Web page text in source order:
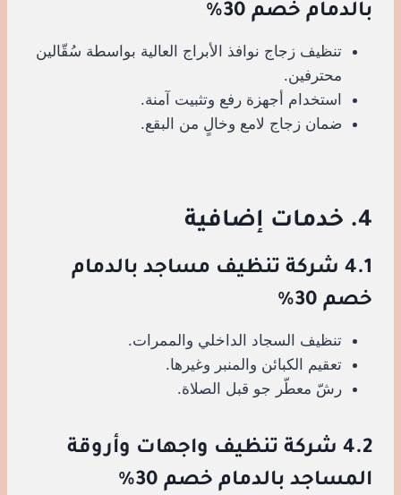
بالدمام خصم 30%
تنظيف زجاج نوافذ الأبراج العالية بواسطة سُقّالين
محترفين.
استخدام أجهزة رفع وتثبيت آمنة.
ضمان زجاج لامع وخالٍ من البقع.
4. خدمات إضافية
4.1 شركة تنظيف مساجد بالدمام
خصم 30%
تنظيف السجاد الداخلي والممرات.
تعقيم الكبائن والمنبر وغيرها.
رشّ معطّر جو قبل الصلاة.
4.2 شركة تنظيف واجهات وأروقة
المساجد بالدمام خصم 30%